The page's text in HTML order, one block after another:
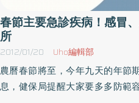
春節主要急診疾病！感冒
所
2012/01/20 Uho編輯部
農曆春節將至，今年九天的年節
息，健保局提醒大家要多多防範